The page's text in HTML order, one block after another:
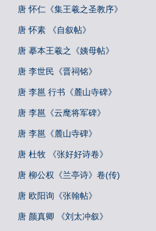
唐 怀仁《集王羲之圣教序》
唐 怀素 《自叙帖》
唐 摹本王羲之《姨母帖》
唐 李世民《晋祠铭》
唐 李邕 行书《麓山寺碑》
唐 李邕《云麾将军碑》
唐 李邕《麓山寺碑》
唐 杜牧 《张好好诗卷》
唐 柳公权《兰亭诗》卷(传)
唐 欧阳询《张翰帖》
唐 颜真卿 《刘太冲叙》